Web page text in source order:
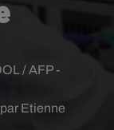
Etienne
/ AFP -